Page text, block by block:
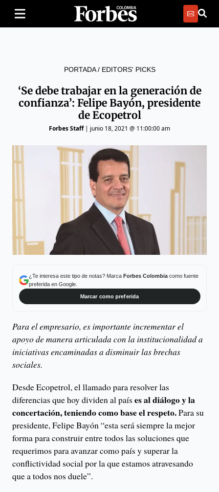
PORTADA/ EDITORS' PICKS
‘Se debe trabajar en la generación de
confianza’: Felipe Bayón, presidente
de Ecopetrol
Forbes Staff| junio 18, 2021 @ 11:00:00 am
¿Te interesa este tipo de notas? Marca Forbes Colombiacomo fuente
preferida en Google.
Marcar como preferida
Para el empresario, es importante incrementar el
apoyo de manera articulada con la institucionalidad a
iniciativas encaminadas a disminuir las brechas
sociales.
Desde Ecopetrol, el llamado para resolver las
diferencias que hoy dividen al país es al diálogo y la
concertación, teniendo como base el respeto.Para su
presidente, Felipe Bayón “esta será siempre la mejor
forma para construir entre todos las soluciones que
requerimos para avanzar como país y superar la
conflictividad social por la que estamos atravesando
que a todos nos duele”.